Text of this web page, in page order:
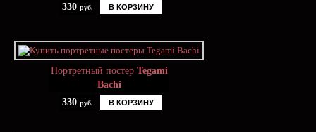
330 руб. В КОРЗИНУ
Портретный постер Tegami
Bachi
330 руб. В КОРЗИНУ